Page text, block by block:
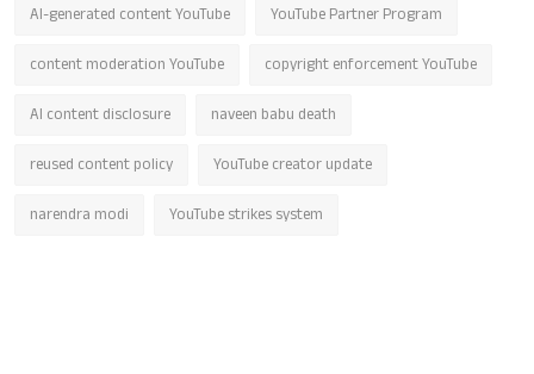
AI-generated content YouTube YouTube Partner Program
content moderation YouTube copyright enforcement YouTube
AI content disclosure naveen babu death
reused content policy YouTube creator update
narendra modi YouTube strikes system